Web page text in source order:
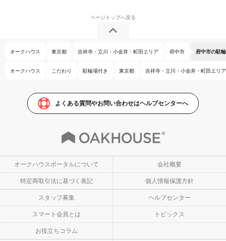
オークハウス 東京都 吉祥寺・立川・小金井・町田エリア 府中市 府中市の駐
オークハウス こだわり 駐輪場付き 東京都 吉祥寺・立川・小金井・町田エリア
よくある質問やお問い合わせはヘルプセンターへ
オークハウスポータルについて 会社概要
特定商取引法に基づく表記 個人情報保護方針
スタッフ募集 ヘルプセンター
スマート会員とは トピックス
お役立ちコラム